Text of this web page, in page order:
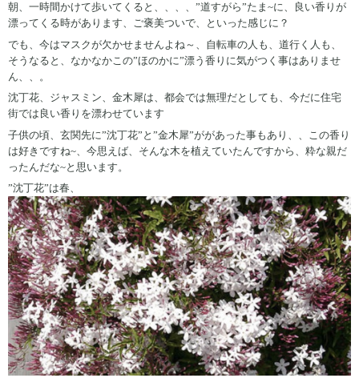
朝、一時間かけて歩いてくると、、、、”道すがら”たま~に、良い香りが
漂ってくる時があります、ご褒美ついで、といった感じに？
でも、今はマスクが欠かせませんよね～、自転車の人も、道行く人も、
そうなると、なかなかこの”ほのかに”漂う香りに気がつく事はありませ
ん、、。
沈丁花、ジャスミン、金木犀は、都会では無理だとしても、今だに住宅
街では良い香りを漂わせています
子供の頃、玄関先に”沈丁花”と”金木犀”ががあった事もあり、、この香り
は好きですね~、今思えば、そんな木を植えていたんですから、粋な親だ
ったんだな~と思います。
”沈丁花”は春、